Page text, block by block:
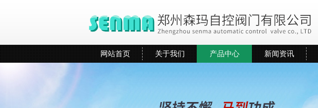
网站首页 关于我们 产品中心 新闻资讯